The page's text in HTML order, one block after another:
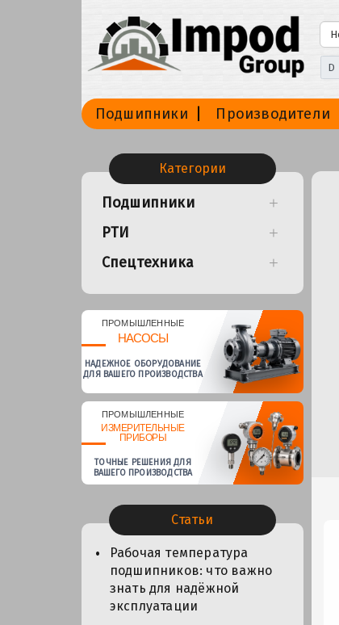
D
Подшипники Производители
Категории
Подшипники
РТИ
Спецтехника
ПРОМЫШЛЕННЫЕ
НАСОСЫ
НАДЕЖНОЕ ОБОРУДОВАНИЕ
ДЛЯ ВАШЕГО ПРОИЗВОДСТВА
ПРОМЫШЛЕННЫЕ
ИЗМЕРИТЕЛЬНЫЕ
ПРИБОРЫ
ТОЧНЫЕ РЕШЕНИЯ ДЛЯ
ВАШЕГО ПРОИЗВОДСТВА
Статьи
Рабочая температура
подшипников: что важно
знать для надёжной
эксплуатации